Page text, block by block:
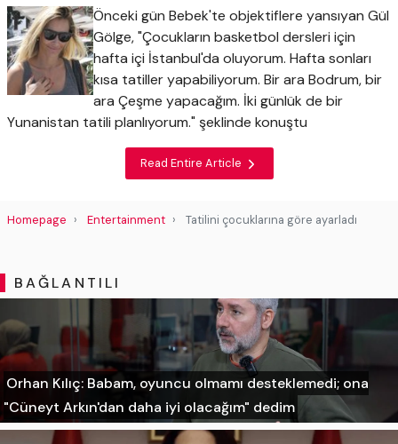
Önceki gün Bebek'te objektiflere yansıyan Gül
Gölge, "Çocukların basketbol dersleri için
hafta içi İstanbul'da oluyorum. Hafta sonları
kısa tatiller yapabiliyorum. Bir ara Bodrum, bir
ara Çeşme yapacağım. İki günlük de bir
Yunanistan tatili planlıyorum." şeklinde konuştu
Read Entire Article
Homepage Entertainment Tatilini çocuklarına göre ayarladı
BAĞLANTILI
Orhan Kılıç: Babam, oyuncu olmamı desteklemedi; ona
"Cüneyt Arkın'dan daha iyi olacağım" dedim